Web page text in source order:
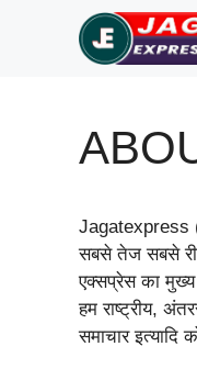
Jagatexpress
सबसे तेज सबसे
एक्सप्रेस का मुख्य
हम राष्ट्रीय,
समाचार